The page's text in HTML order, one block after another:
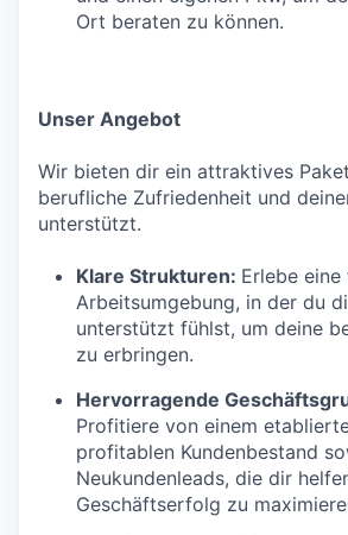
Ort beraten zu können.
Unser Angebot
Wir bieten dir ein attraktives
berufliche Zufriedenheit und
unterstützt.
Klare Strukturen: Erlebe
Arbeitsumgebung, in der du
unterstützt fühlst, um deine
zu erbringen.
Hervorragende
Profitiere von einem
profitablen Kundenbestand
Neukundenleads, die dir
Geschäftserfolg zu